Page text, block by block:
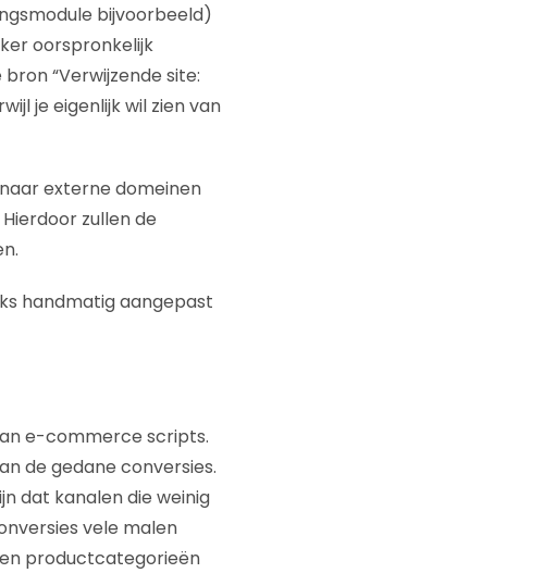
bijvoorbeeld)
oorspronkelijk
“Verwijzende site:
je eigenlijk wil zien van
externe domeinen
zullen de
handmatig aangepast
e-commerce scripts.
de gedane conversies.
dat kanalen die weinig
vele malen
productcategorieën